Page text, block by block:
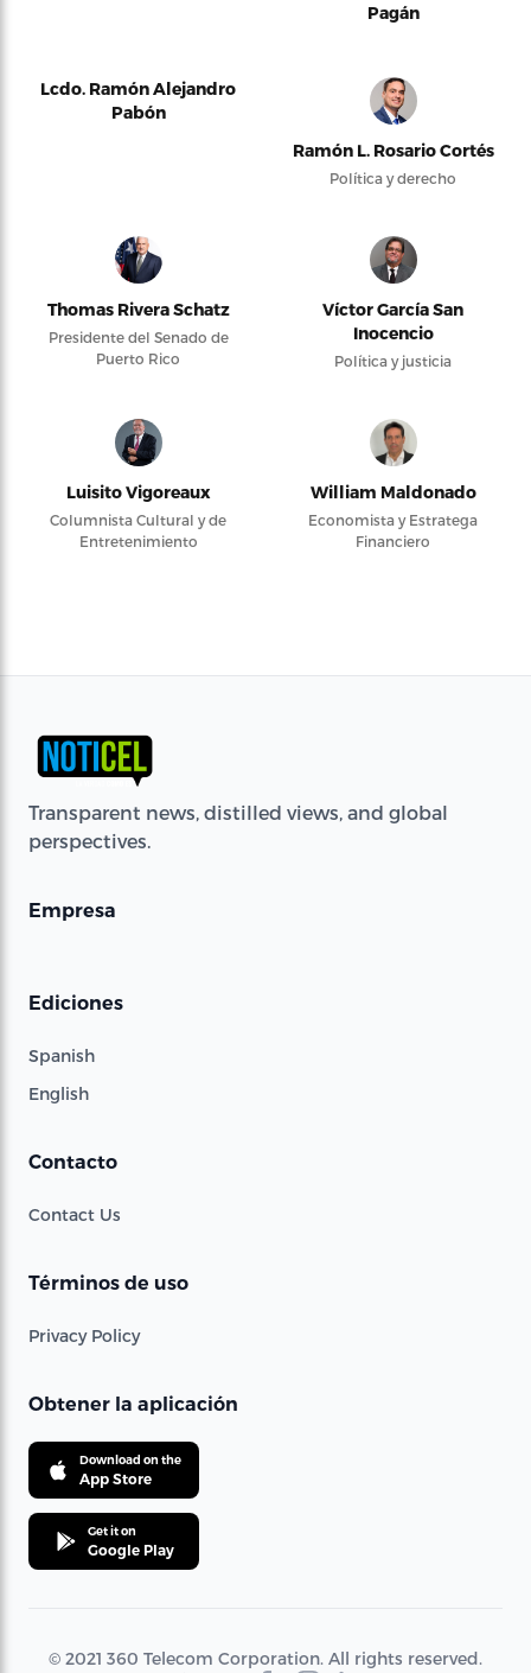
Pagán
Lcdo. Ramón Alejandro
Pabón
Ramón L. Rosario Cortés
Política y derecho
Thomas Rivera Schatz
Presidente del Senado de
Puerto Rico
Víctor García San
Inocencio
Política y justicia
Luisito Vigoreaux
Columnista Cultural y de
Entretenimiento
William Maldonado
Economista y Estratega
Financiero
Transparent news, distilled views, and global
perspectives.
Empresa
Ediciones
Spanish
English
Contacto
Contact Us
Términos de uso
Privacy Policy
Obtener la aplicación
Download on the
App Store
Get it on
Google Play
© 2021 360 Telecom Corporation. All rights reserved.